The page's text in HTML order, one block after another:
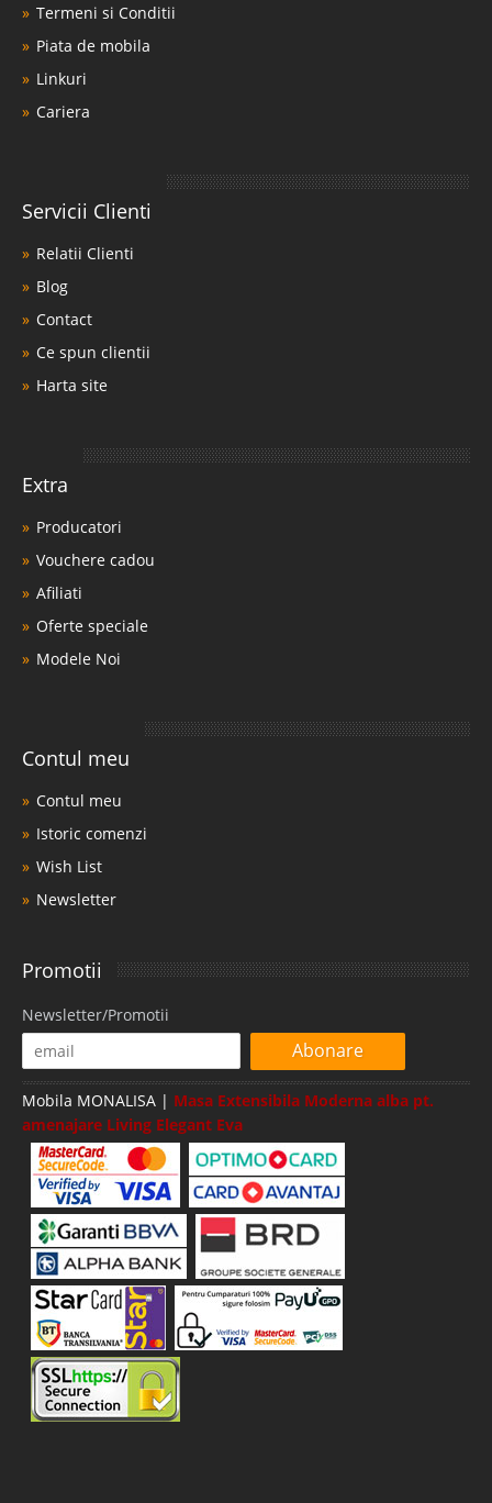
Termeni si Conditii
Piata de mobila
Linkuri
Cariera
Servicii Clienti
Relatii Clienti
Blog
Contact
Ce spun clientii
Harta site
Extra
Producatori
Vouchere cadou
Afiliati
Oferte speciale
Modele Noi
Contul meu
Contul meu
Istoric comenzi
Wish List
Newsletter
Promotii
Newsletter/Promotii
Abonare
Mobila MONALISA | Masa Extensibila Moderna alba pt.
amenajare Living Elegant Eva